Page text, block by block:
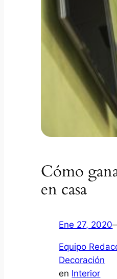
Cómo
en casa
Ene 27, 2020
Equipo
Decoración
en Interior